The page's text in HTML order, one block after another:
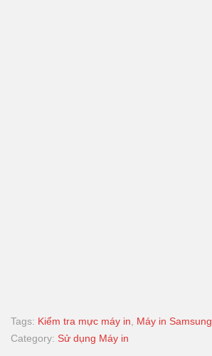
Tags: Kiểm tra mực máy in
Máy in Samsung
Category: Sử dụng Máy in